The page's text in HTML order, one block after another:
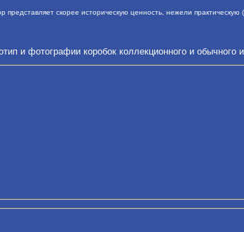
скорее историческую ценность, нежели
и фотографии коробок коллекционного и обычного